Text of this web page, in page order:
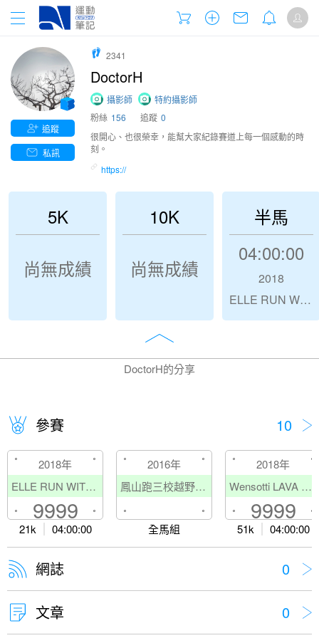
追蹤
私訊
2341
DoctorH
攝影師
特約攝影師
粉絲 156 追蹤 0
很開心、也很榮幸，能幫大家紀錄賽道上每一個感動的時
刻。
https://
5K
尚無成績
10K
尚無成績
半馬
04:00:00
2018
ELLE RUN WITH STYLE
DoctorH的分享
參賽 10
2018年
ELLE RUN WITH STYLE
9999
21k 04:00:00
2016年
鳳山跑三校越野馬拉松
全馬組
2018年
Wensotti LAVA TRI 鐵人三項賽－臺南馬沙溝站
9999
51k 04:00:00
網誌 0
文章 0